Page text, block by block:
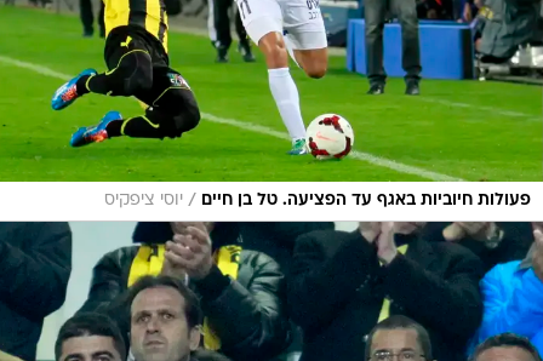
פעולות חיוביות באגף עד הפציעה. טל בן חיים / יוסי ציפקיס